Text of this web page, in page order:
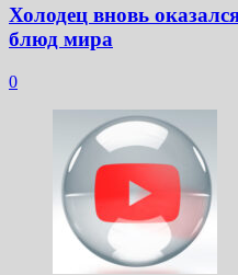
Холодец вновь
блюд мира
0